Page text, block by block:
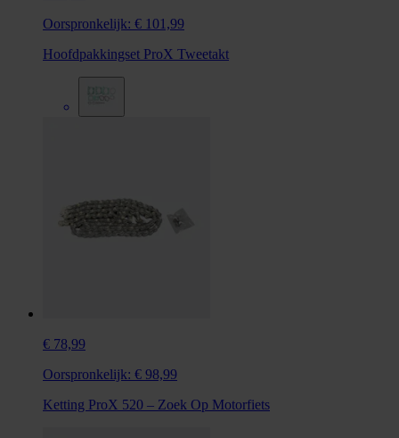
Oorspronkelijk: € 101,99
Hoofdpakkingset ProX Tweetakt
€ 78,99
Oorspronkelijk: € 98,99
Ketting ProX 520 – Zoek Op Motorfiets